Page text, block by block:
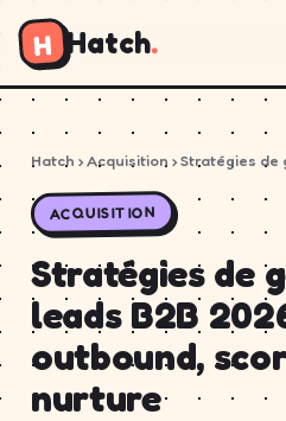
H Hatch.
Hatch › Acquisition › Stratégies
ACQUISITION
Stratégies de
leads B2B
outbound,
nurture